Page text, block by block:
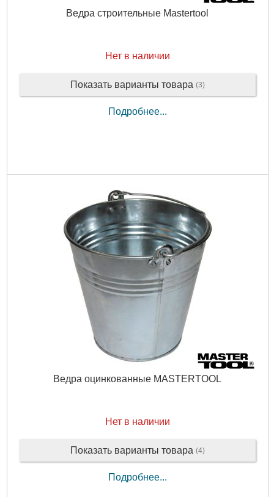
Ведра строительные Mastertool
Нет в наличии
Показать варианты товара (3)
Подробнее...
Ведра оцинкованные MASTERTOOL
Нет в наличии
Показать варианты товара (4)
Подробнее...